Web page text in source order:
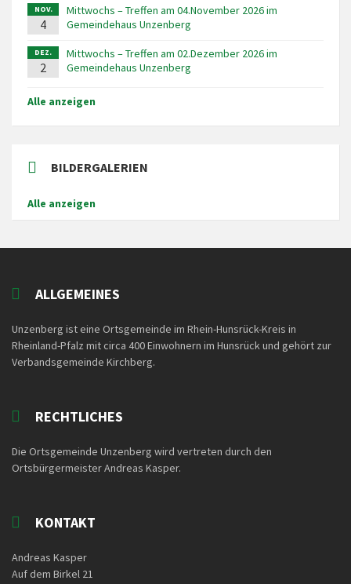
NOV.
4
Mittwochs – Treffen am 04.November 2026 im
Gemeindehaus Unzenberg
DEZ.
2
Mittwochs – Treffen am 02.Dezember 2026 im
Gemeindehaus Unzenberg
Alle anzeigen
BILDERGALERIEN
Alle anzeigen
ALLGEMEINES
Unzenberg ist eine Ortsgemeinde im Rhein-Hunsrück-Kreis in
Rheinland-Pfalz mit circa 400 Einwohnern im Hunsrück und gehört zur
Verbandsgemeinde Kirchberg.
RECHTLICHES
Die Ortsgemeinde Unzenberg wird vertreten durch den
Ortsbürgermeister Andreas Kasper.
KONTAKT
Andreas Kasper
Auf dem Birkel 21